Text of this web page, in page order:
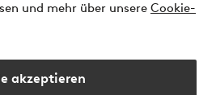
und mehr über unsere Cookie-
akzeptieren